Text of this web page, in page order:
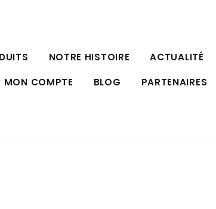
NOTRE HISTOIRE
ACTUALITÉ
MON COMPTE BLOG PARTENAIRES